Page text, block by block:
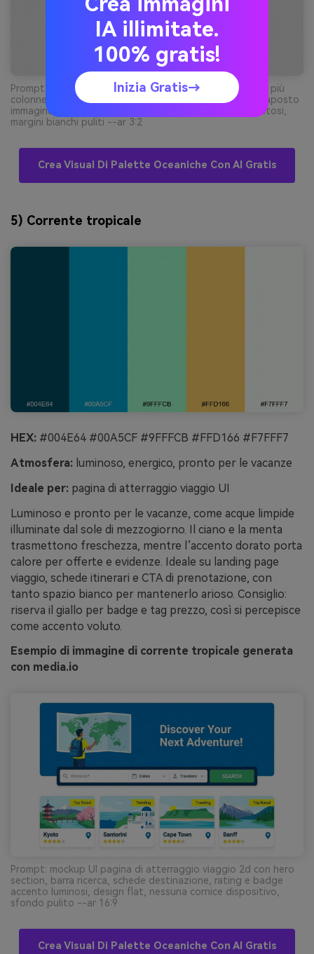
Prompt: layout editoriale rivista stampata con testo su più
colonne, headline grande, citazione evidenziata e segnaposto
immagine, griglia minimalista, accenti blu-grigio tempestosi,
margini bianchi puliti --ar 3:2
Crea Visual Di Palette Oceaniche Con AI Gratis
5) Corrente tropicale
HEX: #004E64 #00A5CF #9FFFCB #FFD166 #F7FFF7
Atmosfera: luminoso, energico, pronto per le vacanze
Ideale per: pagina di atterraggio viaggio UI
Luminoso e pronto per le vacanze, come acque limpide
illuminate dal sole di mezzogiorno. Il ciano e la menta
trasmettono freschezza, mentre l’accento dorato porta
calore per offerte e evidenze. Ideale su landing page
viaggio, schede itinerari e CTA di prenotazione, con
tanto spazio bianco per mantenerlo arioso. Consiglio:
riserva il giallo per badge e tag prezzo, così si percepisce
come accento voluto.
Esempio di immagine di corrente tropicale generata
con media.io
Prompt: mockup UI pagina di atterraggio viaggio 2d con hero
section, barra ricerca, schede destinazione, rating e badge
accento luminosi, design flat, nessuna cornice dispositivo,
sfondo pulito --ar 16:9
Crea Visual Di Palette Oceaniche Con AI Gratis
IA illimitate.
100% gratis!
Inizia Gratis→